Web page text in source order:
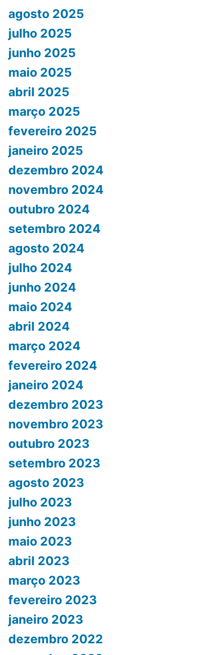
agosto 2025
julho 2025
junho 2025
maio 2025
abril 2025
março 2025
fevereiro 2025
janeiro 2025
dezembro 2024
novembro 2024
outubro 2024
setembro 2024
agosto 2024
julho 2024
junho 2024
maio 2024
abril 2024
março 2024
fevereiro 2024
janeiro 2024
dezembro 2023
novembro 2023
outubro 2023
setembro 2023
agosto 2023
julho 2023
junho 2023
maio 2023
abril 2023
março 2023
fevereiro 2023
janeiro 2023
dezembro 2022